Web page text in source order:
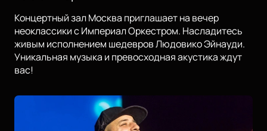
Концертный зал Москва приглашает на вечер
неоклассики с Империал Оркестром. Насладитесь
живым исполнением шедевров Людовико Эйнауди.
Уникальная музыка и превосходная акустика ждут
вас!